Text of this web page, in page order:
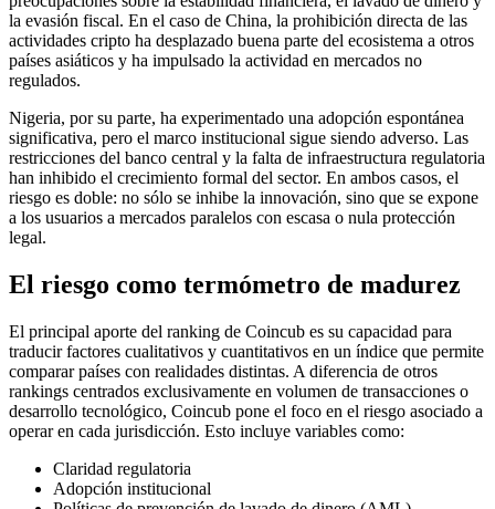
la evasión fiscal. En el caso de China, la prohibición directa de las
actividades cripto ha desplazado buena parte del ecosistema a otros
países asiáticos y ha impulsado la actividad en mercados no
regulados.
Nigeria, por su parte, ha experimentado una adopción espontánea
significativa, pero el marco institucional sigue siendo adverso. Las
restricciones del banco central y la falta de infraestructura regulatoria
han inhibido el crecimiento formal del sector. En ambos casos, el
riesgo es doble: no sólo se inhibe la innovación, sino que se expone
a los usuarios a mercados paralelos con escasa o nula protección
legal.
El riesgo como termómetro de madurez
El principal aporte del ranking de Coincub es su capacidad para
traducir factores cualitativos y cuantitativos en un índice que permite
comparar países con realidades distintas. A diferencia de otros
rankings centrados exclusivamente en volumen de transacciones o
desarrollo tecnológico, Coincub pone el foco en el riesgo asociado a
operar en cada jurisdicción. Esto incluye variables como:
Claridad regulatoria
Adopción institucional